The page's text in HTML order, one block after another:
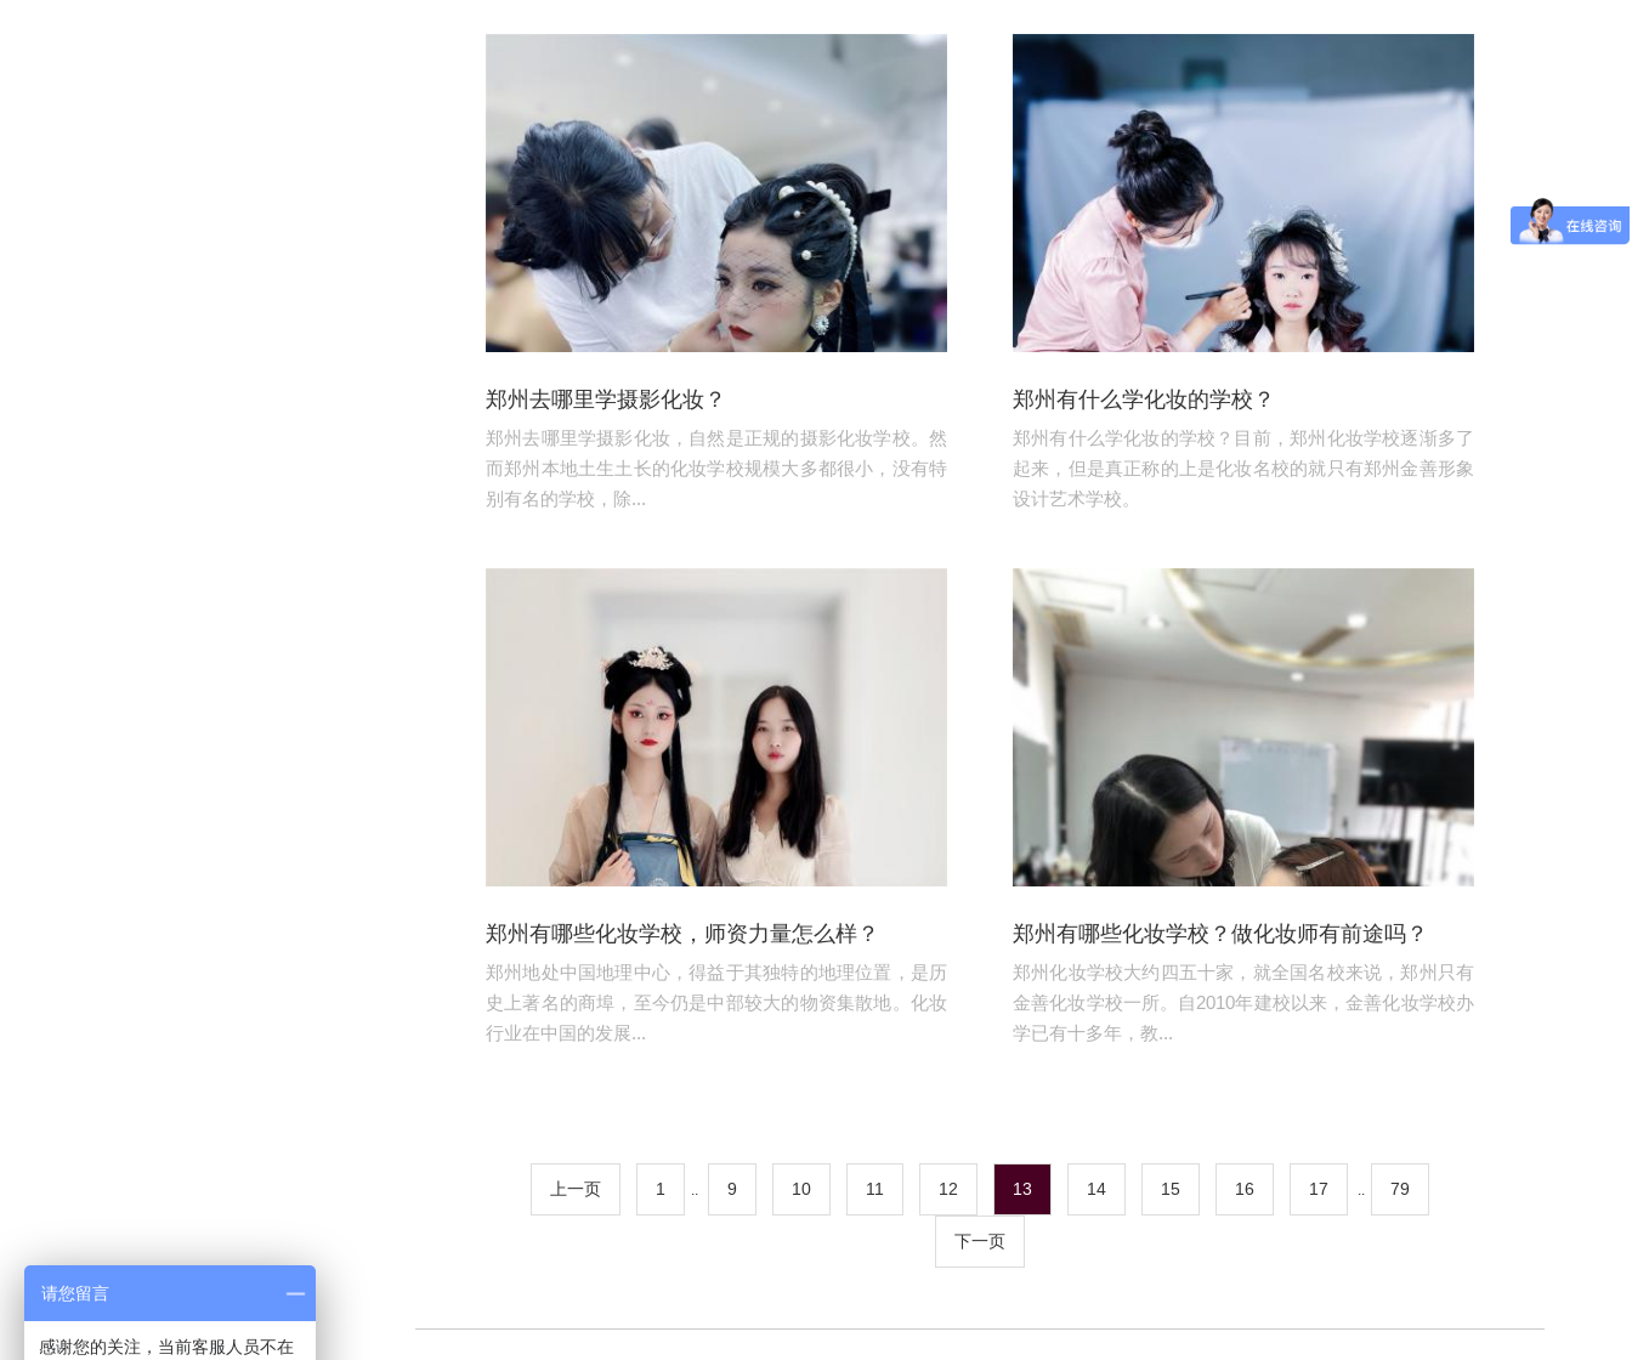
郑州去哪里学摄影化妆？
郑州去哪里学摄影化妆，自然是正规的摄影化妆学校。然
而郑州本地土生土长的化妆学校规模大多都很小，没有特
别有名的学校，除...
郑州有什么学化妆的学校？
郑州有什么学化妆的学校？目前，郑州化妆学校逐渐多了
起来，但是真正称的上是化妆名校的就只有郑州金善形象
设计艺术学校。
郑州有哪些化妆学校，师资力量怎么样？
郑州地处中国地理中心，得益于其独特的地理位置，是历
史上著名的商埠，至今仍是中部较大的物资集散地。化妆
行业在中国的发展...
郑州有哪些化妆学校？做化妆师有前途吗？
郑州化妆学校大约四五十家，就全国名校来说，郑州只有
金善化妆学校一所。自2010年建校以来，金善化妆学校办
学已有十多年，教...
上一页 1 9 10 11 12 13 14 15 16 17 79
下一页
请您留言
感谢您的关注，当前客服人员不在